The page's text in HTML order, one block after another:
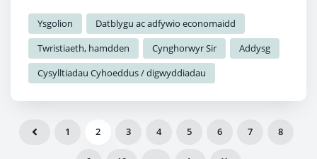
Ysgolion
Datblygu ac adfywio economaidd
Twristiaeth, hamdden
Cynghorwyr Sir
Addysg
Cysylltiadau Cyhoeddus / digwyddiadau
1 2 3 4 5 6 7 8